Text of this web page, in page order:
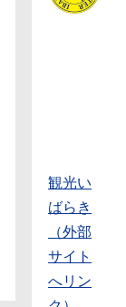
観光い
ばらき
（外部
サイト
へリン